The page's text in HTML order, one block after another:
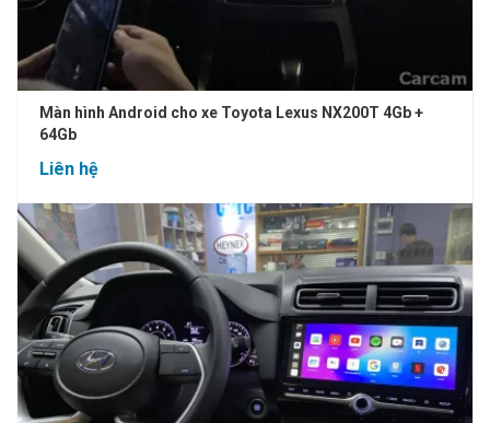
Màn hình Android cho xe Toyota Lexus NX200T 4Gb +
64Gb
Liên hệ